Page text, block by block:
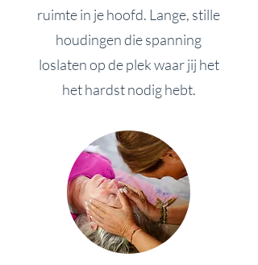
ruimte in je hoofd. Lange, stille
houdingen die spanning
loslaten op de plek waar jij het
het hardst nodig hebt.